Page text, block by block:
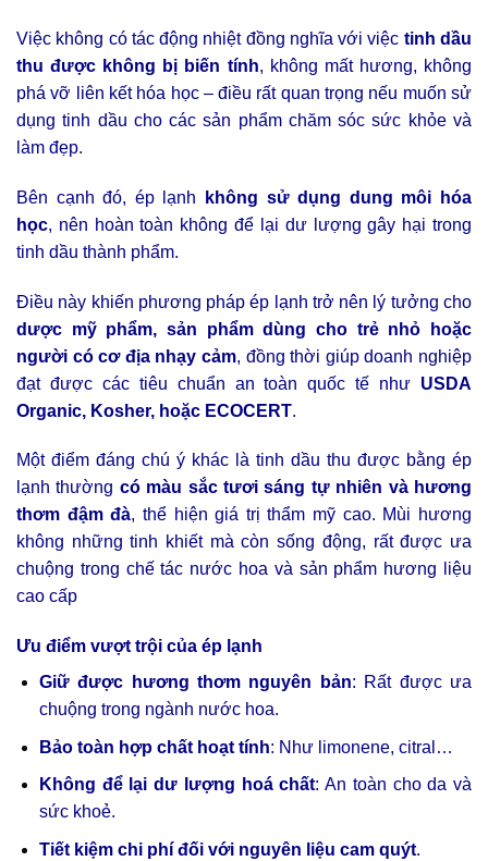
Việc không có tác động nhiệt đồng nghĩa với việc tinh dầu
thu được không bị biến tính, không mất hương, không
phá vỡ liên kết hóa học – điều rất quan trọng nếu muốn sử
dụng tinh dầu cho các sản phẩm chăm sóc sức khỏe và
làm đẹp.
Bên cạnh đó, ép lạnh
không sử dụng dung môi hóa
học, nên hoàn toàn không để lại dư lượng gây hại trong
tinh dầu thành phẩm.
Điều này khiến phương pháp ép lạnh trở nên lý tưởng cho
dược mỹ phẩm, sản phẩm dùng cho trẻ nhỏ hoặc
người có cơ địa nhạy cảm, đồng thời giúp doanh nghiệp
đạt được các tiêu chuẩn an toàn quốc tế như USDA
Organic, Kosher, hoặc ECOCERT.
Một điểm đáng chú ý khác là tinh dầu thu được bằng ép
lạnh thường có màu sắc tươi sáng tự nhiên và hương
thơm đậm đà, thể hiện giá trị thẩm mỹ cao. Mùi hương
không những tinh khiết mà còn sống động, rất được ưa
chuộng trong chế tác nước hoa và sản phẩm hương liệu
cao cấp
Ưu điểm vượt trội của ép lạnh
Giữ được hương thơm nguyên bản: Rất được ưa
chuộng trong ngành nước hoa.
Bảo toàn hợp chất hoạt tính: Như limonene, citral…
Không để lại dư lượng hoá chất: An toàn cho da và
sức khoẻ.
Tiết kiệm chi phí đối với nguyên liệu cam quýt.